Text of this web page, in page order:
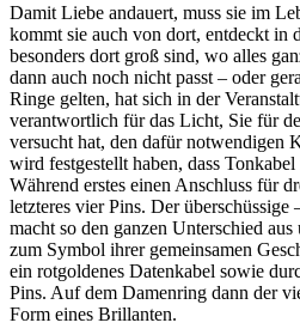
Damit Liebe andauert, muss sie im
kommt sie auch von dort, entdeckt in
besonders dort groß sind, wo alles
dann auch noch nicht passt – oder
Ringe gelten, hat sich in der
verantwortlich für das Licht, Sie für
versucht hat, den dafür notwendigen
wird festgestellt haben, dass
Während erstes einen Anschluss für
letzteres vier Pins. Der überschüssige
macht so den ganzen Unterschied
zum Symbol ihrer gemeinsamen
ein rotgoldenes Datenkabel sowie
Pins. Auf dem Damenring dann der
Form eines Brillanten.